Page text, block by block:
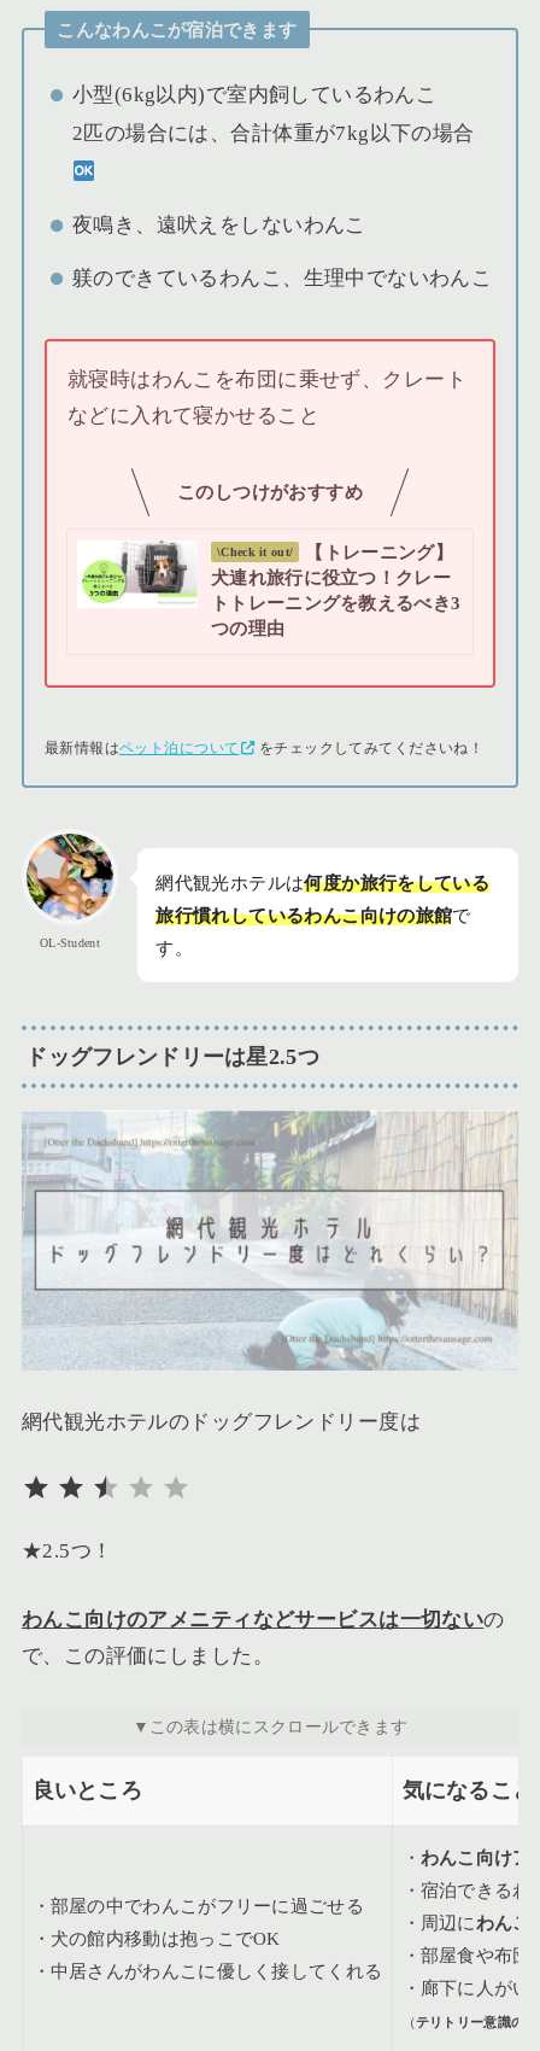
こんなわんこが宿泊できます
小型(6kg以内)で室内飼しているわんこ
2匹の場合には、合計体重が7kg以下の場合
夜鳴き、遠吠えをしないわんこ
躾のできているわんこ、生理中でないわんこ
就寝時はわんこを布団に乗せず、クレート
などに入れて寝かせること
このしつけがおすすめ
\Check it out/
【トレーニング】
犬連れ旅行に役立つ！クレー
トトレーニングを教えるべき3
つの理由
最新情報はペット泊について をチェックしてみてくださいね！
OL-Student
網代観光ホテルは何度か旅行をしている
旅行慣れしているわんこ向けの旅館で
す。
ドッグフレンドリーは星2.5つ
網代観光ホテルのドッグフレンドリー度は
★2.5つ！
わんこ向けのアメニティなどサービスは一切ないの
で、この評価にしました。
良いところ 気になること
・部屋の中でわんこがフリーに過ごせる
・犬の館内移動は抱っこでOK
・中居さんがわんこに優しく接してくれる
・ わんこ向けア
・宿泊できる
・周辺に わんこ
・部屋食や布
・廊下に人が
（テリトリー意識の